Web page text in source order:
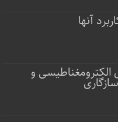
آنها
الکترومغناطیسی و